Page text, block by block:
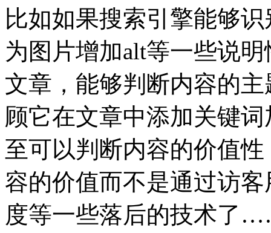
比如如果搜索引擎能够
为图片增加alt等一些说
文章，能够判断内容的
顾它在文章中添加关键
至可以判断内容的价值
容的价值而不是通过访
度等一些落后的技术了